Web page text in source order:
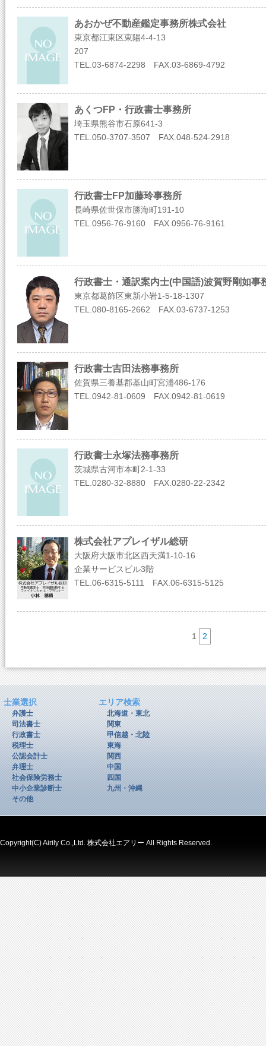
あおかぜ不動産鑑定事務所株式会社
東京都江東区東陽4-4-13
207
TEL.03-6874-2298 FAX.03-6869-4792
あくつFP・行政書士事務所
埼玉県熊谷市石原641-3
TEL.050-3707-3507 FAX.048-524-2918
行政書士FP加藤玲事務所
長崎県佐世保市勝海町191-10
TEL.0956-76-9160 FAX.0956-76-9161
行政書士・通訳案内士(中国語)波賀野剛如事
東京都葛飾区東新小岩1-5-18-1307
TEL.080-8165-2662 FAX.03-6737-1253
行政書士吉田法務事務所
佐賀県三養基郡基山町宮浦486-176
TEL.0942-81-0609 FAX.0942-81-0619
行政書士永塚法務事務所
茨城県古河市本町2-1-33
TEL.0280-32-8880 FAX.0280-22-2342
株式会社アプレイザル総研
大阪府大阪市北区西天満1-10-16
企業サービスビル3階
TEL.06-6315-5111 FAX.06-6315-5125
1 2
士業選択
弁護士
司法書士
行政書士
税理士
公認会計士
弁理士
社会保険労務士
中小企業診断士
その他
エリア検索
北海道・東北
関東
甲信越・北陸
東海
関西
中国
四国
九州・沖縄
Copyright(C) Airily Co.,Ltd. 株式会社エアリー All Rights Reserved.